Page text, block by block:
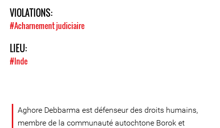
VIOLATIONS:
#Acharnement judiciaire
LIEU:
#Inde
Aghore Debbarma est défenseur des droits humains,
membre de la communauté autochtone Borok et